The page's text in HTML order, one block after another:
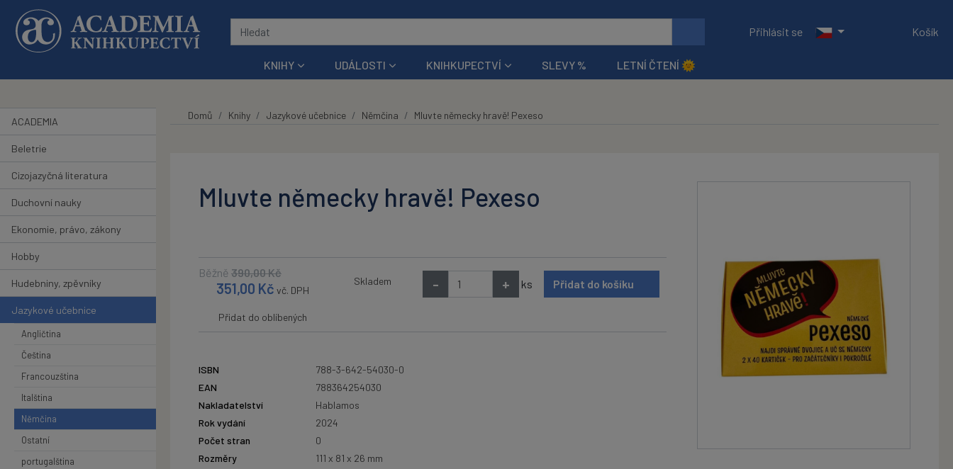
Přeskočit na hlavní obsah
Přihlásit se
Košík
KNIHY UDÁLOSTI KNIHKUPECTVÍ SLEVY % LETNÍ ČTENÍ 🌞
ACADEMIA
Beletrie
Cizojazyčná literatura
Duchovní nauky
Ekonomie, právo, zákony
Hobby
Hudebniny, zpěvníky
Jazykové učebnice
Angličtina
Čeština
Francouzština
Italština
Němčina
Ostatní
portugalština
Domů Knihy Jazykové učebnice Němčina Mluvte německy hravě! Pexeso
Mluvte německy hravě! Pexeso
Běžně 390,00Kč
351,00 Kč vč. DPH
Skladem - + ks Přidat do košíku
Přidat do oblíbených
ISBN
788-3-642-54030-0
EAN
788364254030
Nakladatelství
Hablamos
Rok vydání
2024
Počet stran
0
Rozměry
111 x 81 x 26 mm